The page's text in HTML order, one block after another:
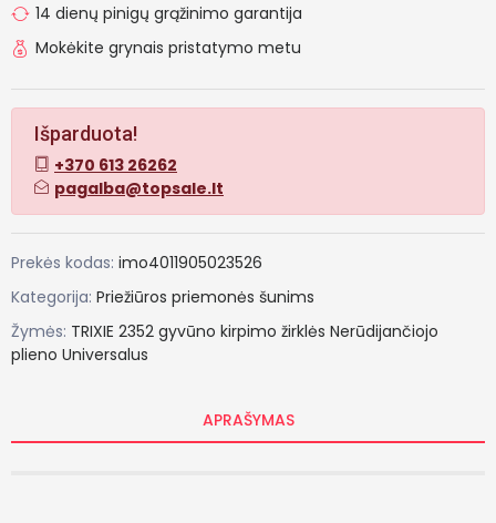
14 dienų pinigų grąžinimo garantija
Mokėkite grynais pristatymo metu
Išparduota!
+370 613 26262
pagalba@topsale.lt
Prekės kodas: imo4011905023526
Kategorija: Priežiūros priemonės šunims
Žymės: TRIXIE 2352 gyvūno kirpimo žirklės Nerūdijančiojo
plieno Universalus
APRAŠYMAS